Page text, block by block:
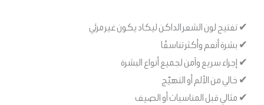
✔ تفتيح لون الشعر الداكن ليكاد يكون غير مرئي
✔ بشرة أنعم وأكثر تناسقًا
✔ إجراء سريع وآمن لجميع أنواع البشرة
✔ خالي من الألم أو التهيّج
✔ مثالي قبل المناسبات أو الصيف